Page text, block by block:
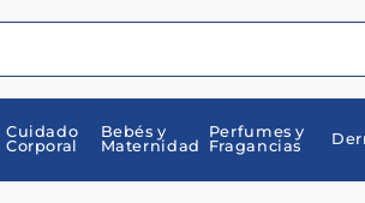
Cuidado
Corporal
Bebés y
Maternidad
Perfumes y
Fragancias